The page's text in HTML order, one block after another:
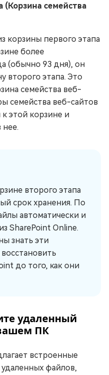
(Корзина семейства
корзины первого этапа
более
(обычно 93 дня), он
второго этапа. Это
семейства веб-
семейства веб-сайтов
этой корзине и
нее.
второго этапа
срок хранения. По
автоматически и
SharePoint Online.
знать эти
до того, как они
удаленный
ПК
встроенные
файлов,